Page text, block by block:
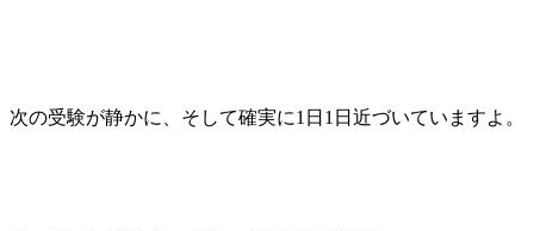
次の受験が静かに、そして確実に1日1日近づいていますよ。